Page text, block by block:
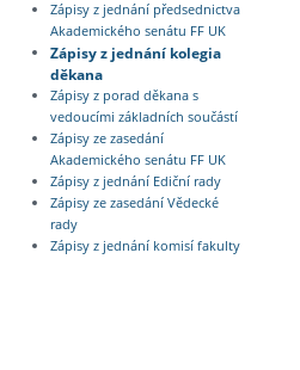
Zápisy z jednání předsednictva
Akademického senátu FF UK
Zápisy z jednání kolegia
děkana
Zápisy z porad děkana s
vedoucími základních součástí
Zápisy ze zasedání
Akademického senátu FF UK
Zápisy z jednání Ediční rady
Zápisy ze zasedání Vědecké
rady
Zápisy z jednání komisí fakulty